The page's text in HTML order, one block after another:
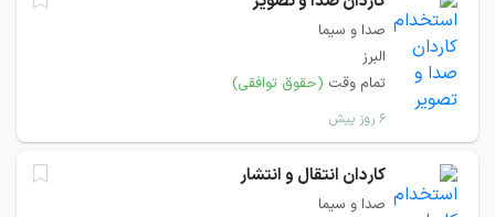
صدا و سیما
البرز
تمام وقت (حقوق توافقی)
۶ روز پیش
کاردان انتقال و انتشار
صدا و سیما